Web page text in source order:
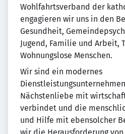
Wohlfahrtsverband der
engagieren wir uns in den
Gesundheit,
Jugend, Familie und Arbeit,
Wohnungslose Menschen.
Wir sind ein modernes
Nächstenliebe mit
verbindet und die
und Hilfe mit ebensolcher